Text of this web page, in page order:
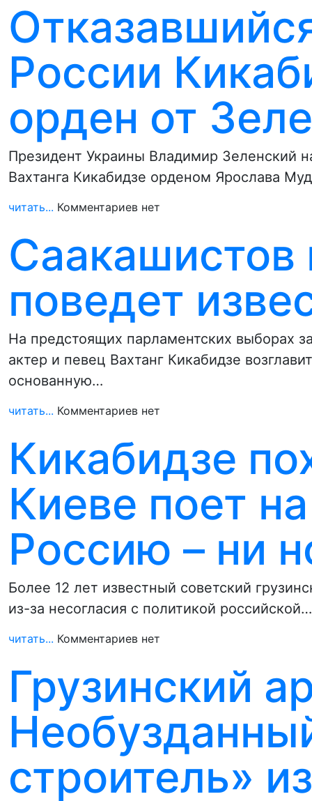
России
орден от
Президент Украины Владимир Зеленский
Вахтанга Кикабидзе орденом Ярослава
читать... Комментариев нет
поведет
На предстоящих парламентских выборах
актер и певец Вахтанг Кикабидзе
основанную…
читать... Комментариев нет
Кикабидзе
Киеве поет
Россию – ни
Более 12 лет известный советский
из-за несогласия с политикой российской…
читать... Комментариев нет
Грузинский
строитель»